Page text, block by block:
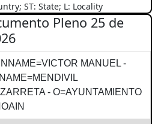
ST: State; L: Locality
Pleno 25 de
MANUEL -
- O=AYUNTAMIENTO